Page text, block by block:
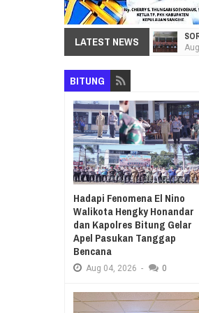
LATEST NEWS Aug
Aug
Aug
Aug
Aug
BITUNG
Hadapi Fenomena El Nino
Walikota Hengky Honandar
dan Kapolres Bitung Gelar
Apel Pasukan Tanggap
Bencana
Aug 04, 2026 - 0